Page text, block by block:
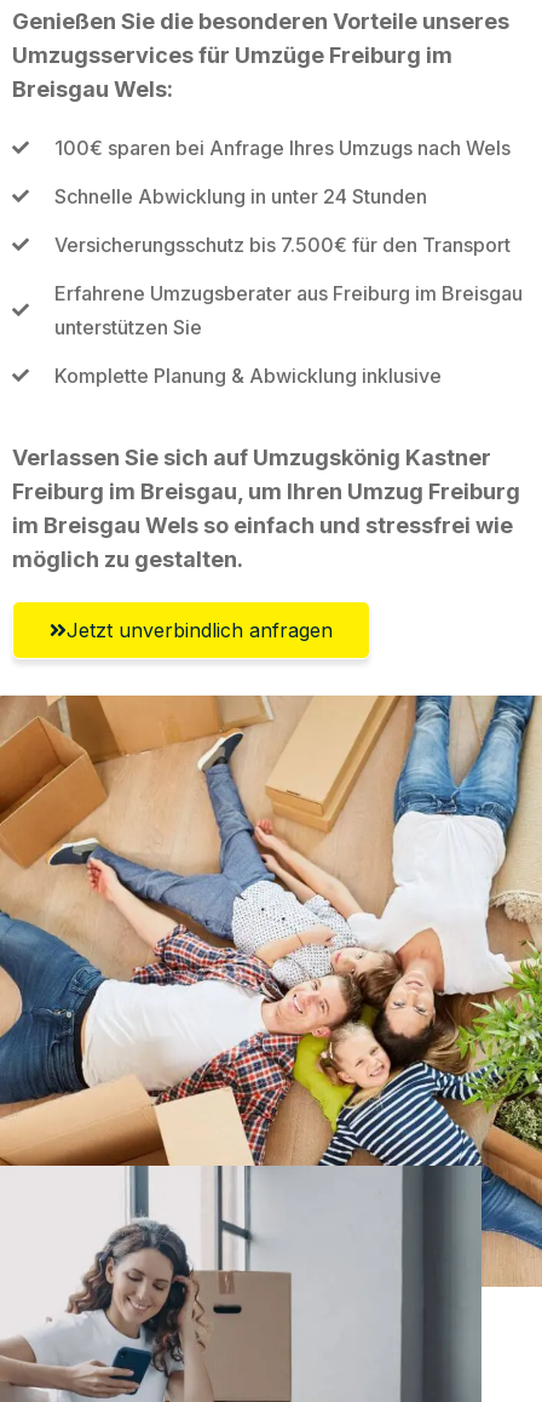
Genießen Sie die besonderen Vorteile unseres
Umzugsservices für Umzüge Freiburg im
Breisgau Wels:
100€ sparen bei Anfrage Ihres Umzugs nach Wels
Schnelle Abwicklung in unter 24 Stunden
Versicherungsschutz bis 7.500€ für den Transport
Erfahrene Umzugsberater aus Freiburg im Breisgau
unterstützen Sie
Komplette Planung & Abwicklung inklusive
Verlassen Sie sich auf Umzugskönig Kastner
Freiburg im Breisgau, um Ihren Umzug Freiburg
im Breisgau Wels so einfach und stressfrei wie
möglich zu gestalten.
Jetzt unverbindlich anfragen